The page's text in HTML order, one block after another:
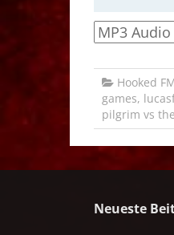
Hooked FM
games,
pilgrim vs
Neueste